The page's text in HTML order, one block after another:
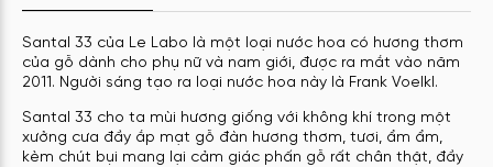
Santal 33 của Le Labo là một loại nước hoa có hương thơm
của gỗ dành cho phụ nữ và nam giới, được ra mắt vào năm
2011. Người sáng tạo ra loại nước hoa này là Frank Voelkl.
Santal 33 cho ta mùi hương giống với không khí trong một
xưởng cưa đầy ắp mạt gỗ đàn hương thơm, tươi, ẩm ẩm,
kèm chút bụi mang lại cảm giác phấn gỗ rất chân thật, đầy